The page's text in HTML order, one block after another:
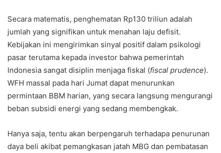
Secara matematis, penghematan Rp130 triliun adalah
jumlah yang signifikan untuk menahan laju defisit.
Kebijakan ini mengirimkan sinyal positif dalam psikologi
pasar terutama kepada investor bahwa pemerintah
Indonesia sangat disiplin menjaga fiskal (fiscal prudence).
WFH massal pada hari Jumat dapat menurunkan
permintaan BBM harian, yang secara langsung mengurangi
beban subsidi energi yang sedang membengkak.
Hanya saja, tentu akan berpengaruh terhadapa penurunan
daya beli akibat pemangkasan jatah MBG dan pembatasan